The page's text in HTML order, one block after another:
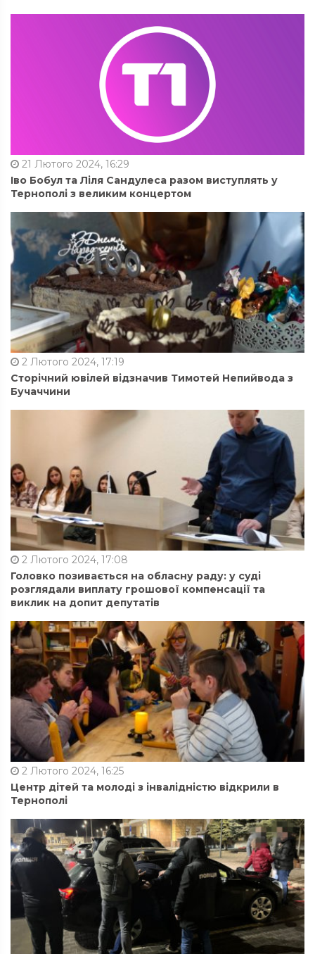
21 Лютого 2024, 16:29
Іво Бобул та Ліля Сандулеса разом виступлять у
Тернополі з великим концертом
2 Лютого 2024, 17:19
Сторічний ювілей відзначив Тимотей Непийвода з
Бучаччини
2 Лютого 2024, 17:08
Головко позивається на обласну раду: у суді
розглядали виплату грошової компенсації та
виклик на допит депутатів
2 Лютого 2024, 16:25
Центр дітей та молоді з інвалідністю відкрили в
Тернополі